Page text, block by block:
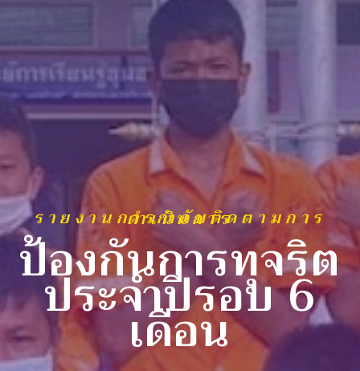
รายงานการกำกับติดตามการดำเนินการ
ป้องกันการทุจริต
ประจำปีรอบ 6
เดือน